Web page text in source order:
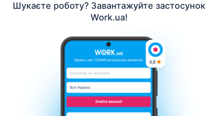
Шукаєте роботу? Завантажуйте застосунок
Work.ua!
Контакти Про нас Кар’єра